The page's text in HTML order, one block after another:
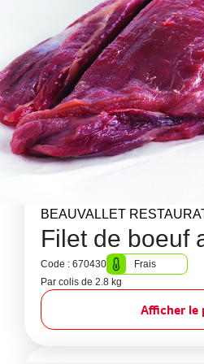
BEAUVALLET
Filet de boeuf
Code : 670430
Frais
Par colis de 2.8 kg
Afficher le